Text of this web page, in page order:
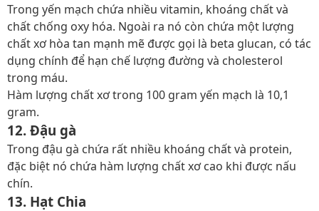
Trong yến mạch chứa nhiều vitamin, khoáng chất và
chất chống oxy hóa. Ngoài ra nó còn chứa một lượng
chất xơ hòa tan mạnh mẽ được gọi là beta glucan, có tác
dụng chính để hạn chế lượng đường và cholesterol
trong máu.
Hàm lượng chất xơ trong 100 gram yến mạch là 10,1
gram.
12. Đậu gà
Trong đậu gà chứa rất nhiều khoáng chất và protein,
đặc biệt nó chứa hàm lượng chất xơ cao khi được nấu
chín.
13. Hạt Chia